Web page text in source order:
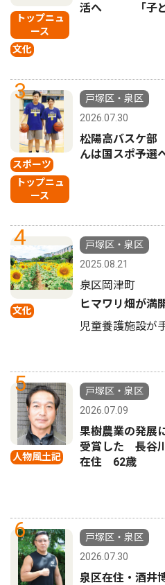
トップニュ
ース
文化
活へ 「子ども
3
スポーツ
トップニュ
ース
戸塚区・泉区
2026.07.30
松陽高バスケ
んは国スポ予選
4
文化
戸塚区・泉区
2025.08.21
泉区岡津町
ヒマワリ畑が満
児童養護施設が
5
人物風土記
戸塚区・泉区
2026.07.09
果樹農業の発展
受賞した 長谷
在住 62歳
6
戸塚区・泉区
2026.07.30
泉区在住・酒井